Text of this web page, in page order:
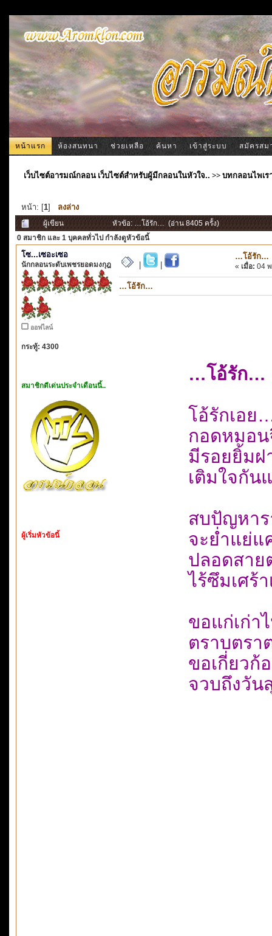
หน้าแรก ห้องสนทนา ช่วยเหลือ ค้นหา เข้าสู่ระบบ สมัครสม
เว็บไซต์อารมณ์กลอน เว็บไซต์สำหรับผู้มีกลอนในหัวใจ.. >>บทกลอนไพเร
หน้า: [1] ลงล่าง
ผู้เขียน
หัวข้อ: …โอ้รัก… (อ่าน 8405 ครั้ง)
0 สมาชิก และ 1 บุคคลทั่วไป กำลังดูหัวข้อนี้
โซ...เซอะเซอ
นักกลอนระดับเพชรยอดมงกุฎ
ออฟไลน์
กระทู้: 4300
สมาชิกดีเด่นประจำเดือนนี้..
ผู้เริ่มหัวข้อนี้
…โอ้รัก…
« เมื่อ: 04
…โอ้รัก…
…โอ้รัก…
โอ้รักเอย
กอดหมอน
มีรอยยิ้มฝ
เติมใจกัน
สบปัญหา
จะย่ำแย่แ
ปลอดสาย
ไร้ซึมเศร้
ขอแก่เก่า
ตราบตรา
ขอเกี่ยวก้
จวบถึงวั